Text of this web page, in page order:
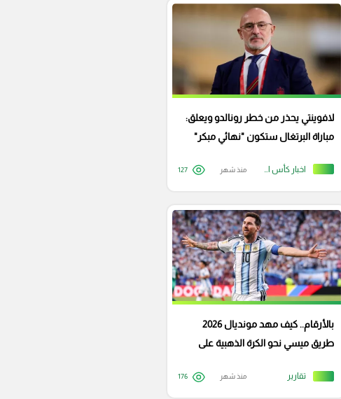
اخبار كأس العالم
لافوينتي يحذر من خطر رونالدو ويعلق:
مباراة البرتغال ستكون "نهائي مبكر"
منذ شهر 127
تقارير
بالأرقام.. كيف مهد مونديال 2026
طريق ميسي نحو الكرة الذهبية على
منذ شهر 176